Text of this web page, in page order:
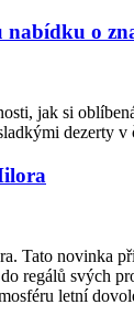
o
jak si
dezerty v
novinka
regálů svých
letní